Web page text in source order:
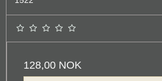
128,00 NOK